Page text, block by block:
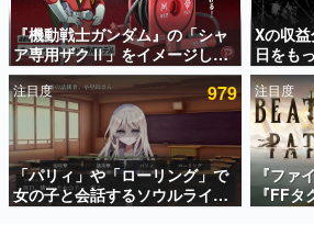
アプリセール情報
インタビュー
連載・特集一覧
殿堂入り記事
SNS拡散数が数千以上！ ペー
ど。多くの人々に読まれた、電
事をまとめました。
『機動戦士ガンダム』の「シャ
ア専用ザクⅡ」をイメージした
散水ホースリールが予約開始。
本体にはシャアのパーソナルマ
ークやジオン公国軍のエンブレ
ム、型式番号などを配置
Xの収
日をも
化制度
注目度 979
「パリィ」や「ローリング」で
女の子と会話するソウルライク
恋愛ゲーム『小早川さんはソウ
注目度
『ファ
『FFタ
けた新